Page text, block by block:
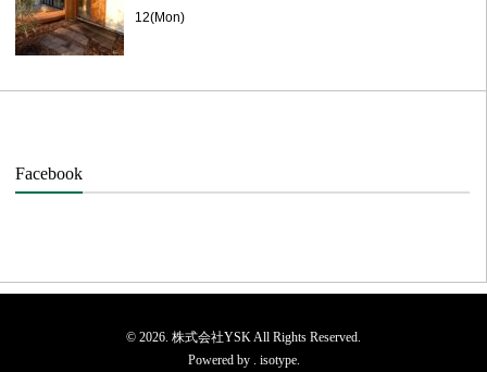
12(Mon)
Facebook
© 2026. 株式会社YSK All Rights Reserved.
Powered by . isotype.